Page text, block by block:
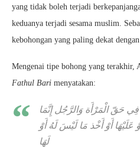
yang tidak boleh terjadi
keduanya terjadi sesama muslim.
kebohongan yang paling dekat
Mengenai tipe bohong yang
Fathul Bari menyatakan:
حَقّ الْمَرْأَة وَالرَّجُل إِنَّمَا
عَلَيْهَا أَوْ أَخْذ مَا لَيْسَ لَهُ أَوْ
لَهَا